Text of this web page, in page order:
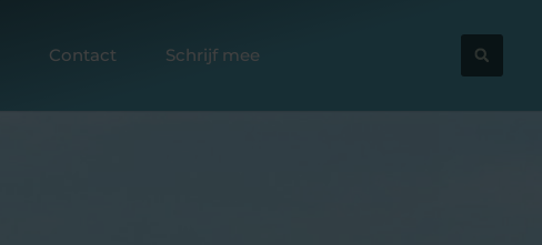
Contact Schrijf mee